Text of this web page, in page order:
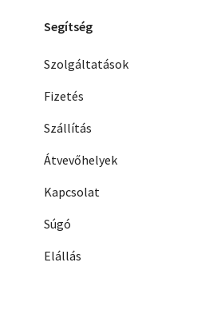
Segítség
Szolgáltatások
Fizetés
Szállítás
Átvevőhelyek
Kapcsolat
Súgó
Elállás